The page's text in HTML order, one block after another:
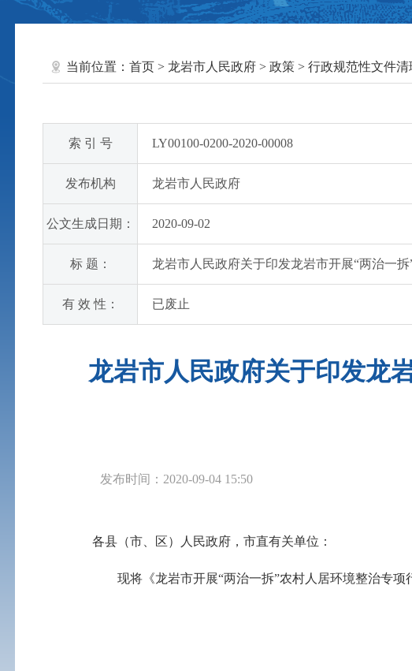
当前位置：首页 >龙岩市人民政府 >政策 >行政规范性文件清
索 引 号 LY00100-0200-2020-00008
发布机构 龙岩市人民政府
公文生成日期： 2020-09-02
标 题： 龙岩市人民政府关于印发龙岩市开展“两治一
有 效 性： 已废止
龙岩市人民政府关于印发龙
发布时间：2020-09-04 15:50
各县（市、区）人民政府，市直有关单位：
现将《龙岩市开展“两治一拆”农村人居环境整治专项